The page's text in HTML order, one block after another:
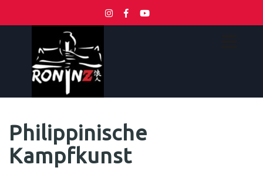
Philippinische
Kampfkunst